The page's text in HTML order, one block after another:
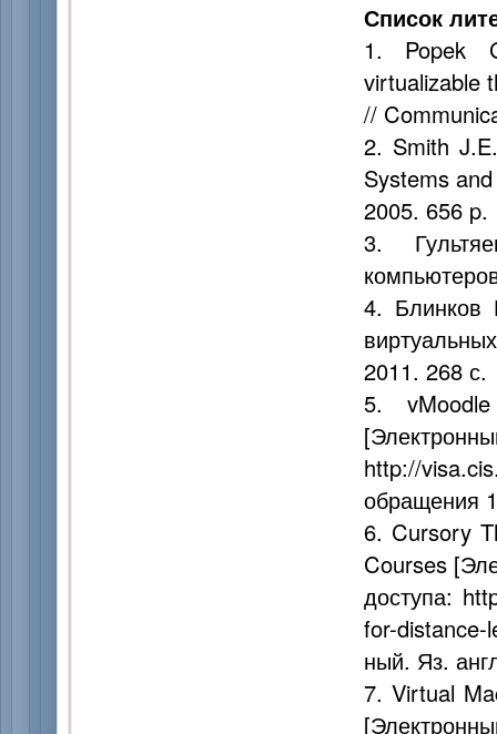
Список
1. Popek
virtualizable
//
2. Smith
Systems
2005. 656 p.
3.
4. Блинков
2011. 268 с.
5.
http://
обращения
6. Cursory
Courses
доступа:
for-distance-
ный. Яз.
7. Virtual